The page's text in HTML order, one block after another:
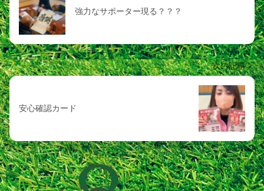
強力なサポーター現る？？？
次の記事
安心確認カード